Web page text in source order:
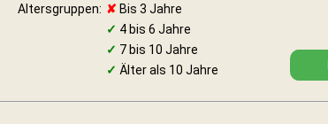
Altersgruppen: ✘ Bis 3 Jahre
✓ 4 bis 6 Jahre
✓ 7 bis 10 Jahre
✓ Älter als 10 Jahre